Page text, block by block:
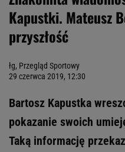
Kapustki. Mateusz
przyszłość
łg, Przegląd Sportowy
29 czerwca 2019, 12:30
Bartosz Kapustka
pokazanie swoich
Taką informację